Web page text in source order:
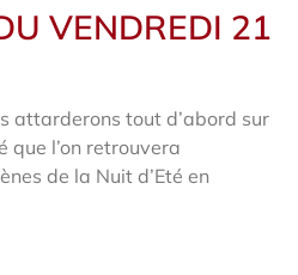
VENDREDI 21
attarderons tout d’abord sur
que l’on retrouvera
de la Nuit d’Eté en